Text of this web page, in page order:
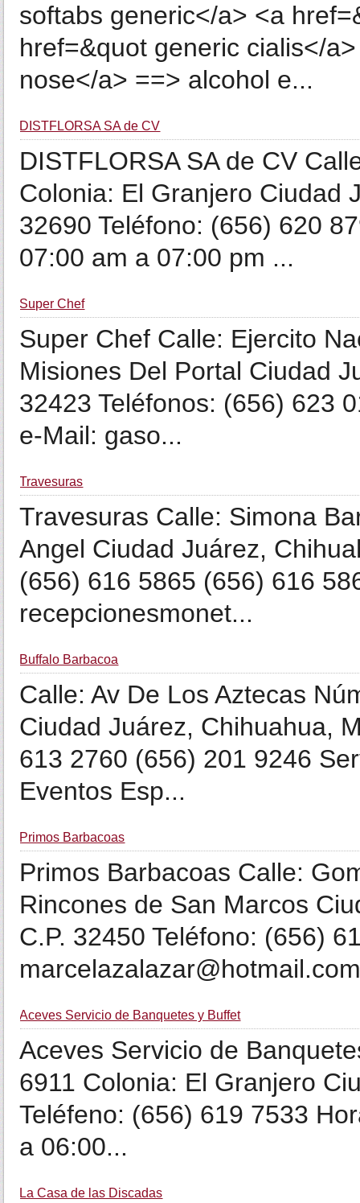
softabs generic</a> <a
href=&quot generic cialis</
nose</a> ==> alcohol e...
DISTFLORSA SA de CV
DISTFLORSA SA de CV
Colonia: El Granjero Ciudad
32690 Teléfono: (656) 620
07:00 am a 07:00 pm ...
Super Chef
Super Chef Calle: Ejercito
Misiones Del Portal Ciudad
32423 Teléfonos: (656) 623
e-Mail: gaso...
Travesuras
Travesuras Calle: Simona
Angel Ciudad Juárez,
(656) 616 5865 (656) 616
recepcionesmonet...
Buffalo Barbacoa
Calle: Av De Los Aztecas
Ciudad Juárez, Chihuahua,
613 2760 (656) 201 9246
Eventos Esp...
Primos Barbacoas
Primos Barbacoas Calle:
Rincones de San Marcos
C.P. 32450 Teléfono: (656)
Aceves Servicio de Banquetes y Buffet
Aceves Servicio de
6911 Colonia: El Granjero
Teléfeno: (656) 619 7533
a 06:00...
La Casa de las Discadas